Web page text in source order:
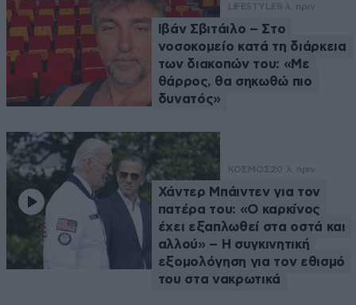
LIFESTYLE8 λ. πριν
Ιβάν Σβιτάιλο – Στο
νοσοκομείο κατά τη διάρκεια
των διακοπών του: «Με
θάρρος, θα σηκωθώ πιο
δυνατός»
ΚΟΣΜΟΣ20 λ. πριν
Χάντερ Μπάιντεν για τον
πατέρα του: «Ο καρκίνος
έχει εξαπλωθεί στα οστά και
αλλού» – Η συγκινητική
εξομολόγηση για τον εθισμό
του στα νακρωτικά